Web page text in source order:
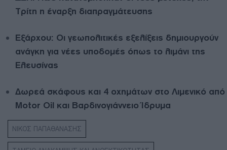
Τρίτη η έναρξη διαπραγμάτευσης
Εξάρχου: Οι γεωπολιτικές εξελίξεις δημιουργούν
ανάγκη για νέες υποδομές όπως το λιμάνι της
Ελευσίνας
Δωρεά σκάφους και 4 οχημάτων στο Λιμενικό από
Motor Oil και Βαρδινογιάννειο Ίδρυμα
ΝΙΚΟΣ ΠΑΠΑΘΑΝΑΣΗΣ